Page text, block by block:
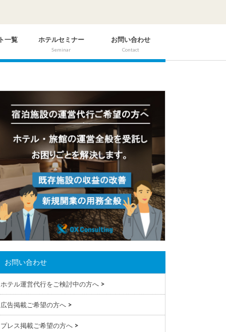
一覧 ホテルセミナー
Seminar
お問い合わせ
Contact
お問い合わせ
ホテル運営代行をご検討中の方へ >
広告掲載ご希望の方へ >
プレス掲載ご希望の方へ >